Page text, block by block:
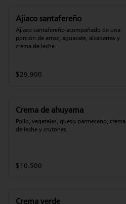
Ajiaco santafereño
Ajiaco santafereño acompañado de una
porción de arroz, aguacate, alcaparras y
crema de leche.
$29.900
Crema de ahuyama
Pollo, vegetales, queso parmesano, crema
de leche y crutones.
$10.500
Crema verde